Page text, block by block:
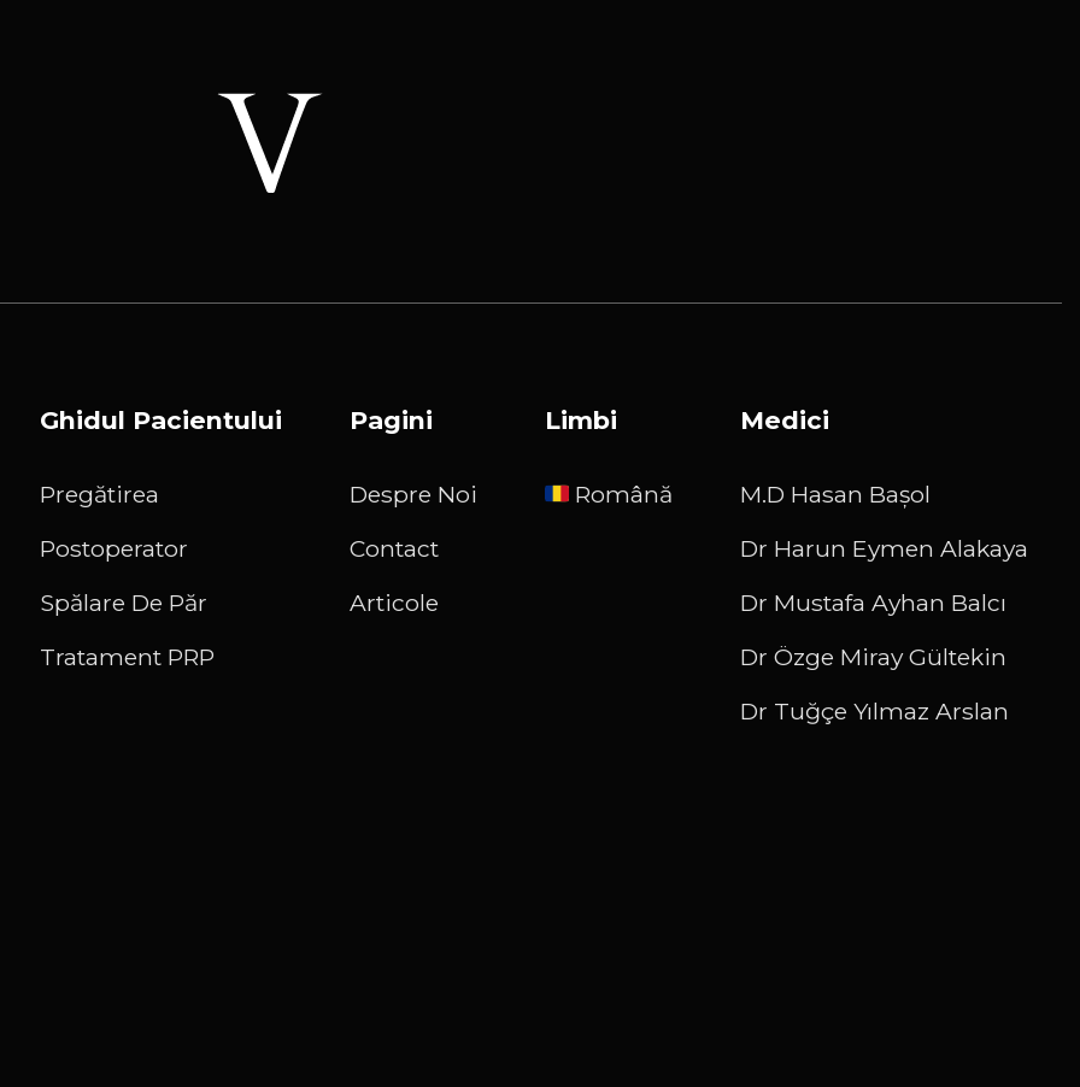
Ghidul Pacientului
Pregătirea
Postoperator
Spălare De Păr
Tratament PRP
Pagini
Despre Noi
Contact
Articole
Limbi
Română
Medici
M.D Hasan Başol
Dr Harun Eymen Alakaya
Dr Mustafa Ayhan Balcı
Dr Özge Miray Gültekin
Dr Tuğçe Yılmaz Arslan